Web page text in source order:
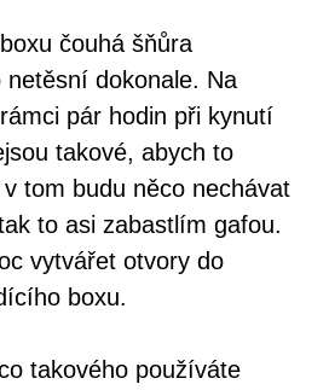
čouhá šňůra
netěsní dokonale. Na
pár hodin při kynutí
takové, abych to
tom budu něco nechávat
to asi zabastlím gafou.
vytvářet otvory do
boxu.
takového používáte